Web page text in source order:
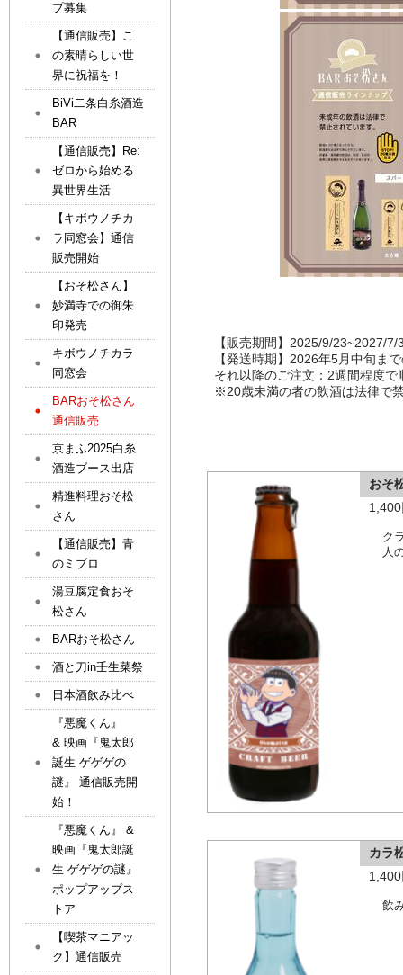
【販売期間】2025/9/23~2027/7/
【発送時期】2026年5月中旬ま
それ以降のご注文：2週間程度
※20歳未満の者の飲酒は法律で
おそ
ク
人
カラ
飲
プ募集
【通信販売】こ
の素晴らしい世
界に祝福を！
BiVi二条白糸酒造
BAR
【通信販売】Re:
ゼロから始める
異世界生活
【キボウノチカ
ラ同窓会】通信
販売開始
【おそ松さん】
妙満寺での御朱
印発売
キボウノチカラ
同窓会
BARおそ松さん
通信販売
京まふ2025白糸
酒造ブース出店
精進料理おそ松
さん
【通信販売】青
のミブロ
湯豆腐定食おそ
松さん
BARおそ松さん
酒と刀in壬生菜祭
日本酒飲み比べ
『悪魔くん』
& 映画『鬼太郎
誕生 ゲゲゲの
謎』 通信販売開
始！
『悪魔くん』 &
映画『鬼太郎誕
生 ゲゲゲの謎』
ポップアップス
トア
【喫茶マニアッ
ク】通信販売